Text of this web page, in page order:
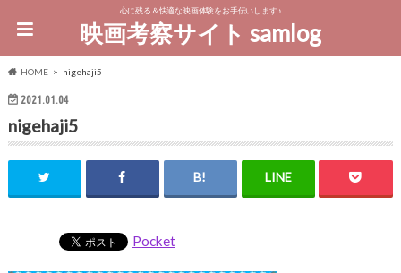
心に残る＆快適な映画体験をお手伝いします♪
映画考察サイト samlog
HOME nigehaji5
2021.01.04
nigehaji5
Pocket